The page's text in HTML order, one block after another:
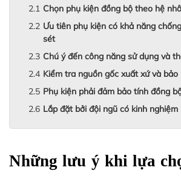
Chọn phụ kiện đồng bộ theo hệ
Ưu tiên phụ kiện có khả năng
sét
Chú ý đến công năng sử dụng và
Kiểm tra nguồn gốc xuất xứ và bảo
Phụ kiện phải đảm bảo tính đồng
Lắp đặt bởi đội ngũ có kinh nghiệm
Những lưu ý khi lựa